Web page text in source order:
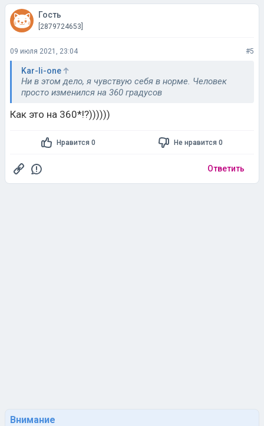
Гость
[2879724653]
09 июля 2021, 23:04 #5
Kar-li-one
Ни в этом дело, я чувствую себя в норме. Человек
просто изменился на 360 градусов
Как это на 360*!?))))))
Нравится 0 Не нравится 0
Ответить
Внимание